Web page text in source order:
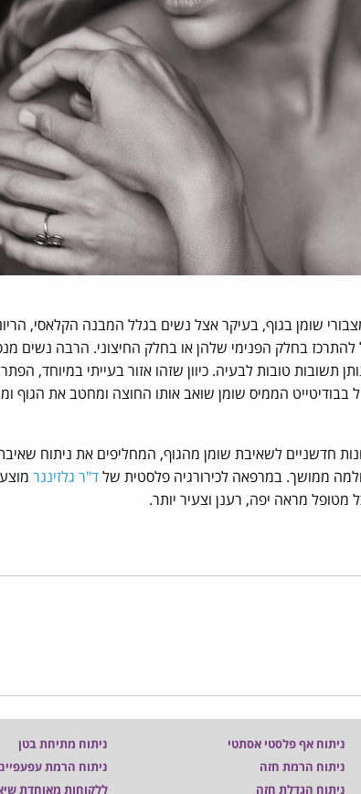
שומן בגוף, בעיקר אצל נשים בגלל המבנה הקלאסי,
להתרכז בחלק הפנימי שלהן או בחלק החיצוני. הרבה נשים
תשובות טובות לבעיה. כיוון שזהו אזור בעייתי במיוחד,
בבודיטייט הממיס שומן שואב אותו החוצה ומחטב את הגוף
חדשניים לשאיבת שומן מהגוף, המחליפים את ניתוח
ממושך. במרפאה לכירורגיה פלסטית שלד"ר גלזינגר
מטופל מראה יפה, רענן וצעיר יותר.
ניתוח אף פלסטי אסתטי
ניתוח הרמת חזה
ניתוח הגדלת חזה
ניתוח מתיחת בטן
ניתוח הרמת
ללקוחות מאוחדת